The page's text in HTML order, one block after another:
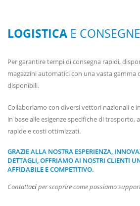
LOGISTICA E CONSEGNE
Per garantire tempi di consegna rapidi,
magazzini automatici con una vasta gamma
disponibili.
Collaboriamo con diversi vettori nazionali e
in base alle esigenze specifiche di trasporto,
rapide e costi ottimizzati.
GRAZIE ALLA NOSTRA ESPERIENZA,
DETTAGLI, OFFRIAMO AI NOSTRI CLIENTI
AFFIDABILE E COMPETITIVO.
Contattaciper scoprire come possiamo